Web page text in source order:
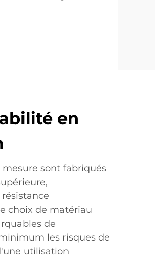
en
sont fabriqués
choix de matériau
de
les risques de
utilisation